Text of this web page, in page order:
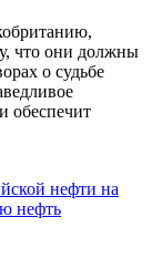
что они должны
о судьбе
обеспечит